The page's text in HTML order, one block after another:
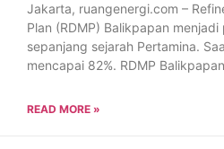
Jakarta, ruangenergi.com –
Plan (RDMP) Balikpapan
sepanjang sejarah Pertamina.
mencapai 82%. RDMP
READ MORE »